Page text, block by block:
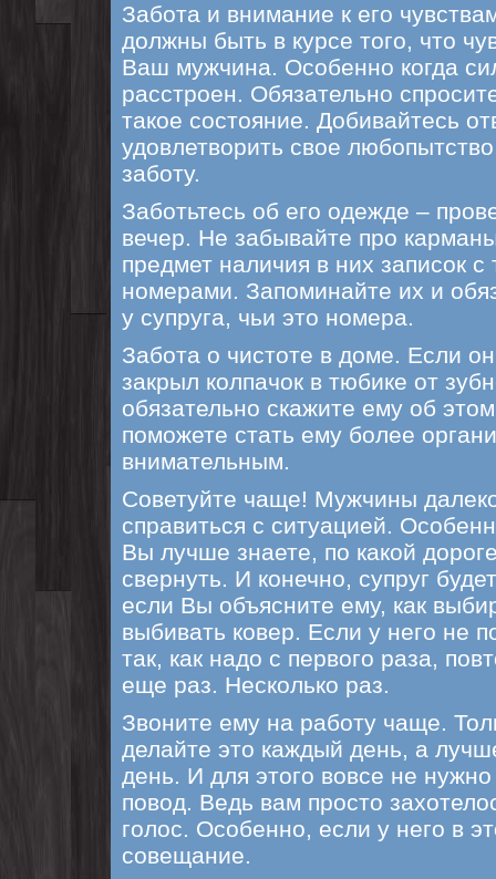
Забота и внимание к его
должны быть в курсе того, что
Ваш мужчина. Особенно когда
расстроен. Обязательно
такое состояние. Добивайтесь
удовлетворить свое
заботу.
Заботьтесь об его одежде –
вечер. Не забывайте про
предмет наличия в них записок
номерами. Запоминайте их и
у супруга, чьи это номера.
Забота о чистоте в доме. Если
закрыл колпачок в тюбике от
обязательно скажите ему об
поможете стать ему более
внимательным.
Советуйте чаще! Мужчины
справиться с ситуацией.
Вы лучше знаете, по какой
свернуть. И конечно, супруг
если Вы объясните ему, как
выбивать ковер. Если у него не
так, как надо с первого раза,
еще раз. Несколько раз.
Звоните ему на работу чаще.
делайте это каждый день, а
день. И для этого вовсе не нужно
повод. Ведь вам просто
голос. Особенно, если у него в
совещание.